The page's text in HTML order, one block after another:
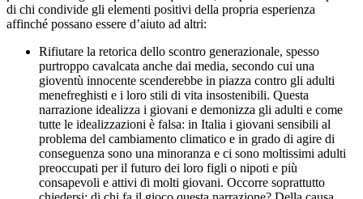
di chi condivide gli elementi positivi della propria esperienza
affinché possano essere d’aiuto ad altri:
Rifiutare la retorica dello scontro generazionale, spesso
purtroppo cavalcata anche dai media, secondo cui una
gioventù innocente scenderebbe in piazza contro gli adulti
menefreghisti e i loro stili di vita insostenibili. Questa
narrazione idealizza i giovani e demonizza gli adulti e come
tutte le idealizzazioni è falsa: in Italia i giovani sensibili al
problema del cambiamento climatico e in grado di agire di
conseguenza sono una minoranza e ci sono moltissimi adulti
preoccupati per il futuro dei loro figli o nipoti e più
consapevoli e attivi di molti giovani. Occorre soprattutto